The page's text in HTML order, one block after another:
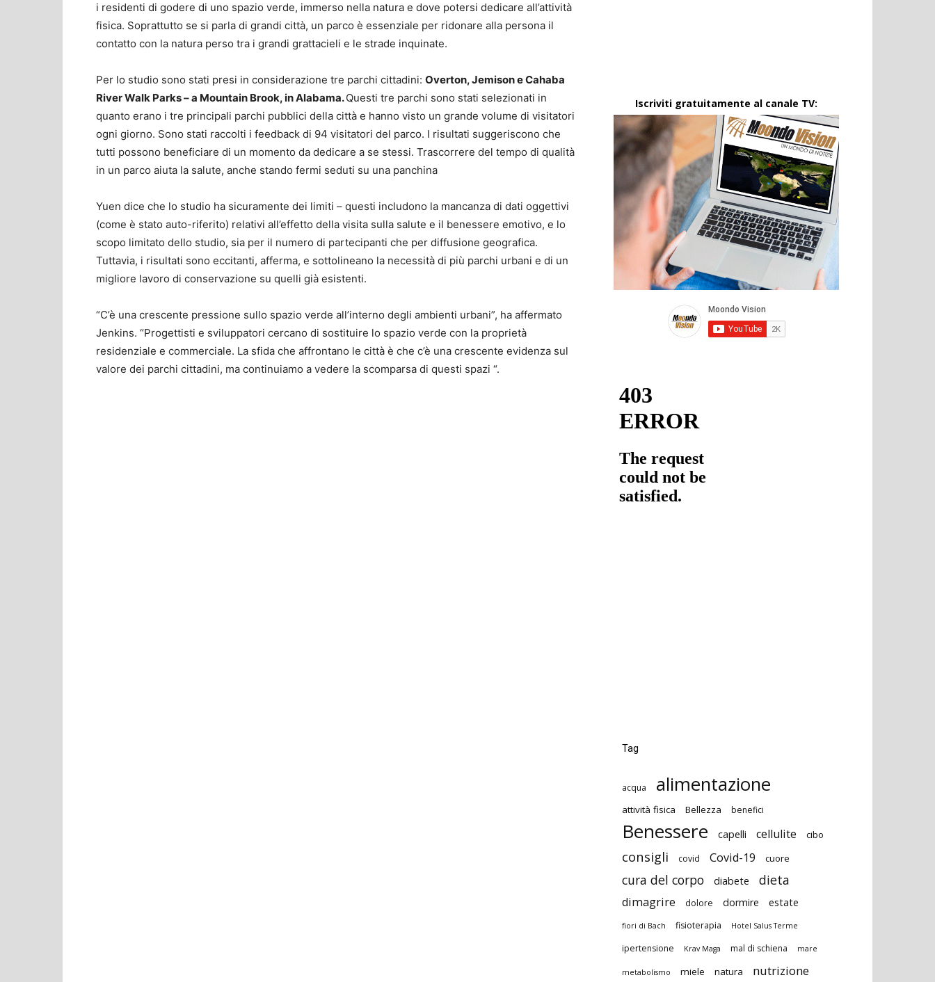
i residenti di godere di uno spazio verde, immerso nella natura e dove potersi dedicare all’attività
fisica. Soprattutto se si parla di grandi città, un parco è essenziale per ridonare alla persona il
contatto con la natura perso tra i grandi grattacieli e le strade inquinate.
Per lo studio sono stati presi in considerazione tre parchi cittadini: Overton, Jemison e Cahaba
River Walk Parks – a Mountain Brook, in Alabama.Questi tre parchi sono stati selezionati in
quanto erano i tre principali parchi pubblici della città e hanno visto un grande volume di visitatori
ogni giorno. Sono stati raccolti i feedback di 94 visitatori del parco. I risultati suggeriscono che
tutti possono beneficiare di un momento da dedicare a se stessi. Trascorrere del tempo di qualità
in un parco aiuta la salute, anche stando fermi seduti su una panchina
Yuen dice che lo studio ha sicuramente dei limiti – questi includono la mancanza di dati oggettivi
(come è stato auto-riferito) relativi all’effetto della visita sulla salute e il benessere emotivo, e lo
scopo limitato dello studio, sia per il numero di partecipanti che per diffusione geografica.
Tuttavia, i risultati sono eccitanti, afferma, e sottolineano la necessità di più parchi urbani e di un
migliore lavoro di conservazione su quelli già esistenti.
“C’è una crescente pressione sullo spazio verde all’interno degli ambienti urbani”, ha affermato
Jenkins. “Progettisti e sviluppatori cercano di sostituire lo spazio verde con la proprietà
residenziale e commerciale. La sfida che affrontano le città è che c’è una crescente evidenza sul
valore dei parchi cittadini, ma continuiamo a vedere la scomparsa di questi spazi “.
Iscriviti gratuitamente al canale TV:
Tag
acqua alimentazione
attività fisica Bellezza benefici
Benessere capelli cellulite cibo
consigli covid Covid-19 cuore
cura del corpo diabete dieta
dimagrire dolore dormire estate
fiori di Bach fisioterapia Hotel Salus Terme
ipertensione Krav Maga mal di schiena mare
metabolismo miele natura nutrizione